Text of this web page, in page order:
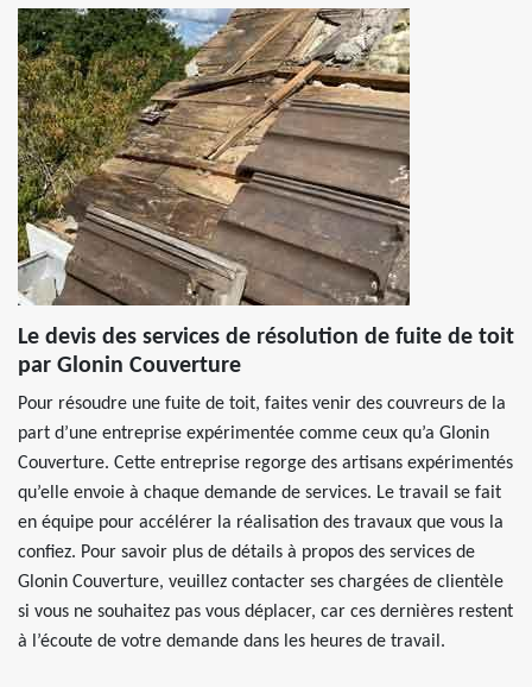
Le devis des services de résolution de fuite de toit
par Glonin Couverture
Pour résoudre une fuite de toit, faites venir des couvreurs de la
part d’une entreprise expérimentée comme ceux qu’a Glonin
Couverture. Cette entreprise regorge des artisans expérimentés
qu’elle envoie à chaque demande de services. Le travail se fait
en équipe pour accélérer la réalisation des travaux que vous la
confiez. Pour savoir plus de détails à propos des services de
Glonin Couverture, veuillez contacter ses chargées de clientèle
si vous ne souhaitez pas vous déplacer, car ces dernières restent
à l’écoute de votre demande dans les heures de travail.